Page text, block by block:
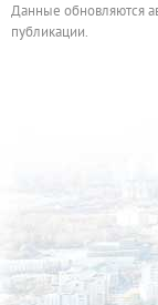
Данные обновляются
публикации.